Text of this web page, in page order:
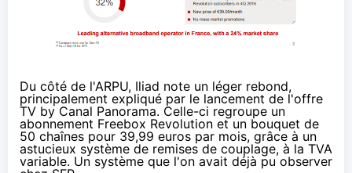
Du côté de l'ARPU, Iliad note un léger rebond,
principalement expliqué par le lancement de l'offre
TV by Canal Panorama. Celle-ci regroupe un
abonnement Freebox Revolution et un bouquet de
50 chaînes pour 39,99 euros par mois, grâce à un
astucieux système de remises de couplage, à la TVA
variable. Un système que l'on avait déjà pu observer